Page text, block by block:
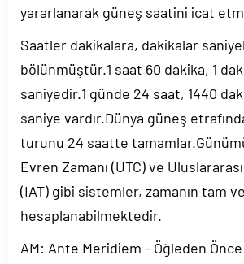
yararlanarak güneş saatini icat
Saatler dakikalara, dakikalar
bölünmüştür.1 saat 60 dakika, 1
saniyedir.1 günde 24 saat, 1440
saniye vardır.Dünya güneş
turunu 24 saatte
Evren Zamanı (UTC) ve
(IAT) gibi sistemler, zamanın tam
hesaplanabilmektedir.
AM: Ante Meridiem - Öğleden Önce